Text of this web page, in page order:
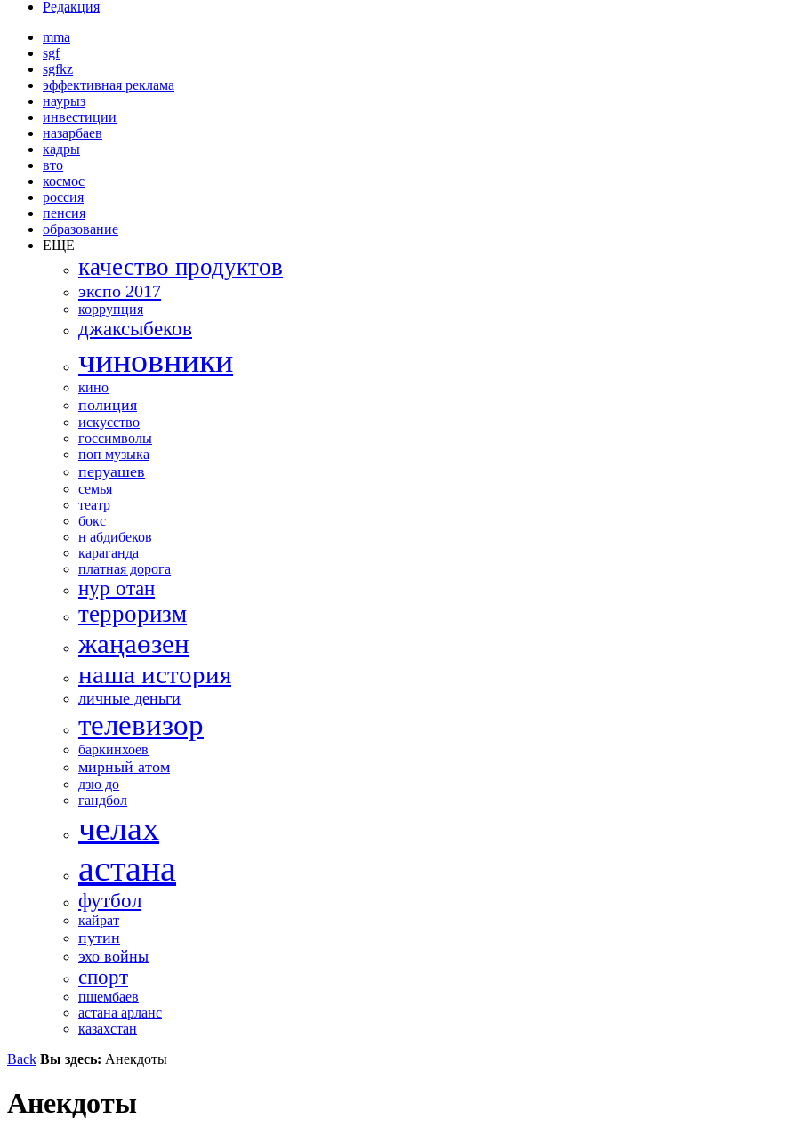
Редакция
mma
sgf
sgfkz
эффективная реклама
наурыз
инвестиции
назарбаев
кадры
вто
космос
россия
пенсия
образование
ЕЩЕ
качество продуктов
экспо 2017
коррупция
джаксыбеков
чиновники
кино
полиция
искусство
госсимволы
поп музыка
перуашев
семья
театр
бокс
н абдибеков
караганда
платная дорога
нур отан
терроризм
жаңаөзен
наша история
личные деньги
телевизор
баркинхоев
мирный атом
дзю до
гандбол
челах
астана
футбол
кайрат
путин
эхо войны
спорт
пшембаев
астана арланс
казахстан
Back Вы здесь: Анекдоты
Анекдоты